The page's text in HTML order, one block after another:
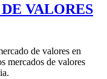
VALORES
de valores en
mercados de valores